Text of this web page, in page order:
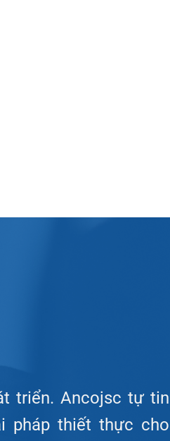
triển. Ancojsc tự tin
pháp thiết thực cho